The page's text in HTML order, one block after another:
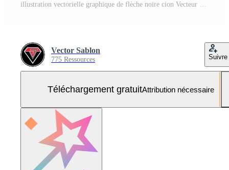
illustration vectorielle graphique de flèche noire cion Vecteur Gratuit et SVG Gratuit
Vector Sablon
775 Ressources Suivre
Téléchargement gratuitAttribution nécessaire